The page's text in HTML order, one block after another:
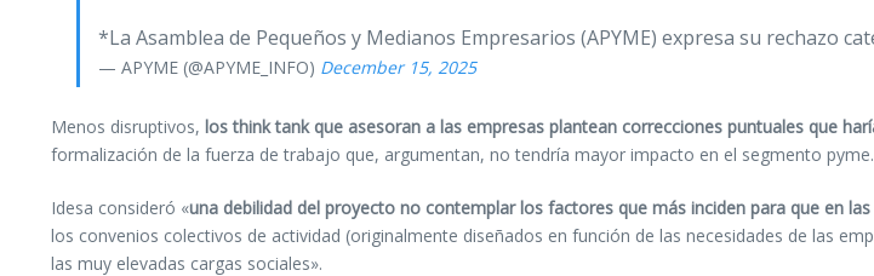
*La Asamblea de Pequeños y Medianos Empresarios (APYME) expresa su rechazo
— APYME (@APYME_INFO) December 15, 2025
Menos disruptivos, los think tank que asesoran a las empresas plantean correcciones puntuales que
formalización de la fuerza de trabajo que, argumentan, no tendría mayor impacto en el segmento pyme.
Idesa consideró «una debilidad del proyecto no contemplar los factores que más inciden para que en
los convenios colectivos de actividad (originalmente diseñados en función de las necesidades de las
las muy elevadas cargas sociales».